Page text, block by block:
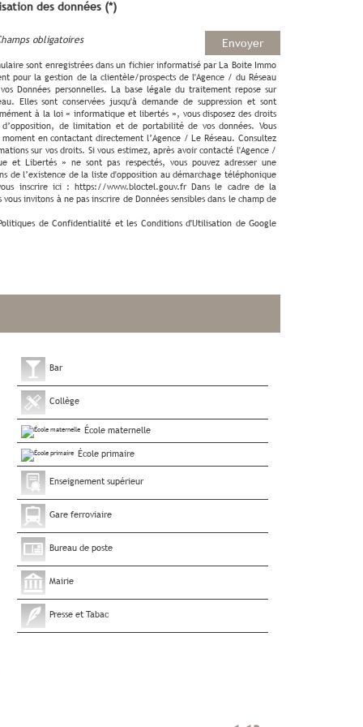
des données (*)
Envoyer
obligatoires
sont enregistrées dans un fichier informatisé par La Boite Immo
pour la gestion de la clientèle/prospects de l'Agence / du Réseau
Données personnelles. La base légale du traitement repose sur
Elles sont conservées jusqu'à demande de suppression et sont
à la loi « informatique et libertés », vous disposez des droits
de limitation et de portabilité de vos données. Vous
en contactant directement l’Agence / Le Réseau. Consultez
sur vos droits. Si vous estimez, après avoir contacté l'Agence /
et Libertés » ne sont pas respectés, vous pouvez adresser une
de l’existence de la liste d'opposition au démarchage téléphonique
inscrire ici : https://www.bloctel.gouv.fr Dans le cadre de la
invitons à ne pas inscrire de Données sensibles dans le champ de
de Confidentialité et les Conditions d'Utilisation de Google
Bar
Collège
École maternelle
École primaire
Enseignement supérieur
Gare ferroviaire
Bureau de poste
Mairie
Presse et Tabac